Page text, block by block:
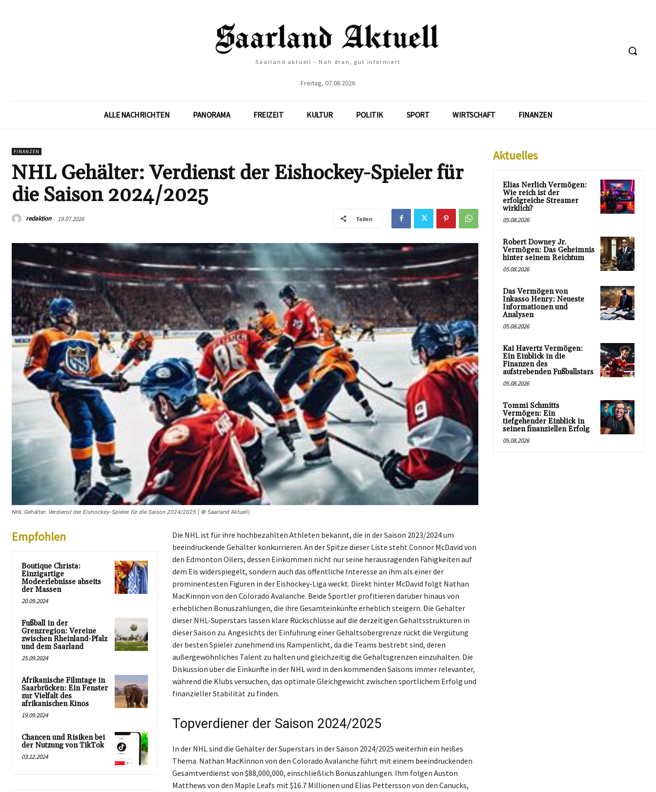
Saarland aktuell – Nah dran, gut informiert
Freitag, 07.08.2026
ALLE NACHRICHTEN PANORAMA FREIZEIT KULTUR POLITIK SPORT WIRTSCHAFT FINANZEN
FINANZEN
NHL Gehälter: Verdienst der Eishockey-Spieler für
die Saison 2024/2025
redaktion 19.07.2026 Teilen
NHL Gehälter: Verdienst der Eishockey-Spieler für die Saison 2024/2025 | © Saarland Aktuell)
Empfohlen
Boutique Christa:
Einzigartige
Modeerlebnisse abseits
der Massen
20.09.2024
Fußball in der
Grenzregion: Vereine
zwischen Rheinland-Pfalz
und dem Saarland
25.09.2024
Afrikanische Filmtage in
Saarbrücken: Ein Fenster
zur Vielfalt des
afrikanischen Kinos
19.09.2024
Chancen und Risiken bei
der Nutzung von TikTok
03.12.2024
Die NHL ist für ihre hochbezahlten Athleten bekannt, die in der Saison 2023/2024 um
beeindruckende Gehälter konkurrieren. An der Spitze dieser Liste steht Connor McDavid von
den Edmonton Oilers, dessen Einkommen nicht nur seine herausragenden Fähigkeiten auf
dem Eis widerspiegelt, sondern auch das öffentliche Interesse an ihm als einer der
prominentesten Figuren in der Eishockey-Liga weckt. Direkt hinter McDavid folgt Nathan
MacKinnon von den Colorado Avalanche. Beide Sportler profitieren darüber hinaus von
erheblichen Bonuszahlungen, die ihre Gesamteinkünfte erheblich steigern. Die Gehälter
dieser NHL-Superstars lassen klare Rückschlüsse auf die derzeitigen Gehaltsstrukturen in
dieser Saison zu. Angesichts der Einführung einer Gehaltsobergrenze rückt die Vergütung
der besten Spieler zunehmend ins Rampenlicht, da die Teams bestrebt sind, deren
außergewöhnliches Talent zu halten und gleichzeitig die Gehaltsgrenzen einzuhalten. Die
Diskussion über die Einkünfte in der NHL wird in den kommenden Saisons immer relevanter,
während die Klubs versuchen, das optimale Gleichgewicht zwischen sportlichem Erfolg und
finanzieller Stabilität zu finden.
Topverdiener der Saison 2024/2025
In der NHL sind die Gehälter der Superstars in der Saison 2024/2025 weiterhin ein heißes
Thema. Nathan MacKinnon von den Colorado Avalanche führt mit einem beeindruckenden
Gesamtverdienst von $88,000,000, einschließlich Bonuszahlungen. Ihm folgen Auston
Matthews von den Maple Leafs mit $16.7 Millionen und Elias Pettersson von den Canucks,
Aktuelles
Elias Nerlich Vermögen:
Wie reich ist der
erfolgreiche Streamer
wirklich?
05.08.2026
Robert Downey Jr.
Vermögen: Das Geheimnis
hinter seinem Reichtum
05.08.2026
Das Vermögen von
Inkasso Henry: Neueste
Informationen und
Analysen
05.08.2026
Kai Havertz Vermögen:
Ein Einblick in die
Finanzen des
aufstrebenden Fußballstars
05.08.2026
Tommi Schmitts
Vermögen: Ein
tiefgehender Einblick in
seinen finanziellen Erfolg
05.08.2026